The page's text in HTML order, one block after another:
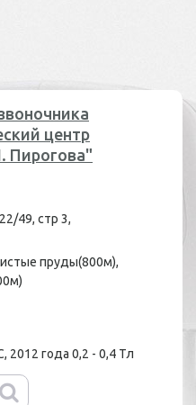
центр
Пирогова"
49, стр 3,
пруды(800м),
2012 года 0,2 - 0,4 Тл